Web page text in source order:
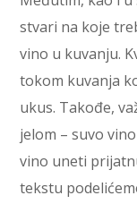
stvari na koje
vino u kuvanju.
tokom kuvanja
ukus. Takođe,
jelom – suvo
vino uneti
tekstu